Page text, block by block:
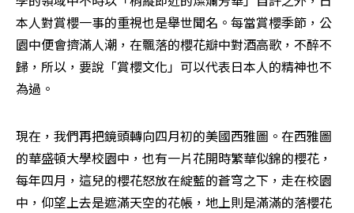
本人對賞櫻一事的重視也是舉世聞名。每當賞櫻季節，公
園中便會擠滿人潮，在飄落的櫻花瓣中對酒高歌，不醉不
歸，所以，要說「賞櫻文化」可以代表日本人的精神也不
為過。
現在，我們再把鏡頭轉向四月初的美國西雅圖。在西雅圖
的華盛頓大學校園中，也有一片花開時繁華似錦的櫻花，
每年四月，這兒的櫻花怒放在綻藍的蒼穹之下，走在校園
中，仰望上去是遮滿天空的花帳，地上則是滿滿的落櫻花